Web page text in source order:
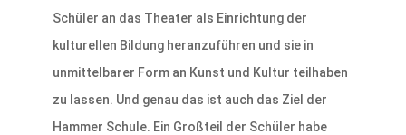
Schüler an das Theater als Einrichtung der
kulturellen Bildung heranzuführen und sie in
unmittelbarer Form an Kunst und Kultur teilhaben
zu lassen. Und genau das ist auch das Ziel der
Hammer Schule. Ein Großteil der Schüler habe